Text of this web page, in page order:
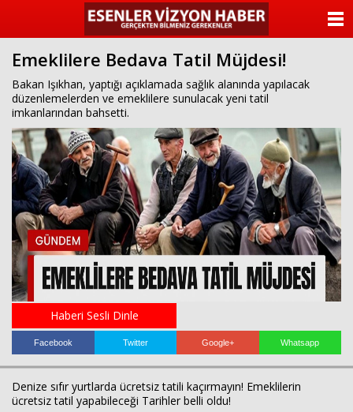
Emeklilere Bedava Tatil Müjdesi!
Bakan Işıkhan, yaptığı açıklamada sağlık alanında yapılacak
düzenlemelerden ve emeklilere sunulacak yeni tatil
imkanlarından bahsetti.
Haberi Sesli Dinle
Facebook Twitter Google+ Whatsapp
Denize sıfır yurtlarda ücretsiz tatili kaçırmayın! Emeklilerin
ücretsiz tatil yapabileceği Tarihler belli oldu!
ANASAYFA
KATEGORİLER
YAZARLAR
ANKETLER
FOTO GALERİ
VİDEO GALERİ
KÜNYE
İLETİŞİM